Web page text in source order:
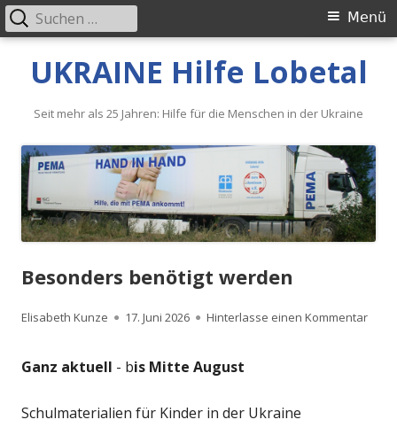
UKRAINE Hilfe Lobetal
Seit mehr als 25 Jahren: Hilfe für die Menschen in der Ukraine
Primäres
Menü
Menü
Suche
nach:
Besonders benötigt werden
Autor
Elisabeth Kunze
Veröffentlicht
17. Juni 2026 Hinterlasse einen Kommentarzu
Ganz aktuell - bis Mitte August
Schulmaterialien für Kinder in der Ukraine